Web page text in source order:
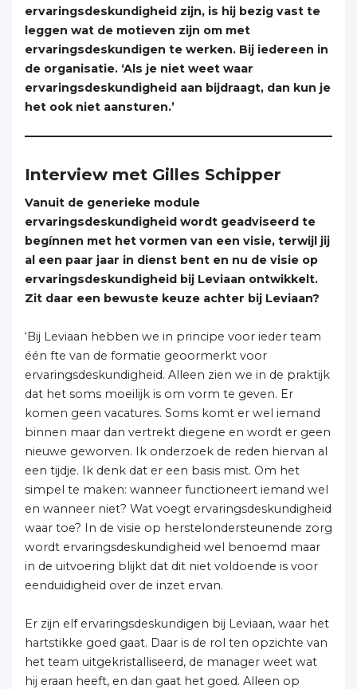
ervaringsdeskundigheid zijn, is hij bezig vast te
leggen wat de motieven zijn om met
ervaringsdeskundigen te werken. Bij iedereen in
de organisatie. ‘Als je niet weet waar
ervaringsdeskundigheid aan bijdraagt, dan kun je
het ook niet aansturen.’
Interview met Gilles Schipper
Vanuit de generieke module
ervaringsdeskundigheid wordt geadviseerd te
begínnen met het vormen van een visie, terwijl jij
al een paar jaar in dienst bent en nu de visie op
ervaringsdeskundigheid bij Leviaan ontwikkelt.
Zit daar een bewuste keuze achter bij Leviaan?
‘Bij Leviaan hebben we in principe voor ieder team
één fte van de formatie geoormerkt voor
ervaringsdeskundigheid. Alleen zien we in de praktijk
dat het soms moeilijk is om vorm te geven. Er
komen geen vacatures. Soms komt er wel iemand
binnen maar dan vertrekt diegene en wordt er geen
nieuwe geworven. Ik onderzoek de reden hiervan al
een tijdje. Ik denk dat er een basis mist. Om het
simpel te maken: wanneer functioneert iemand wel
en wanneer niet? Wat voegt ervaringsdeskundigheid
waar toe? In de visie op herstelondersteunende zorg
wordt ervaringsdeskundigheid wel benoemd maar
in de uitvoering blijkt dat dit niet voldoende is voor
eenduidigheid over de inzet ervan.
Er zijn elf ervaringsdeskundigen bij Leviaan, waar het
hartstikke goed gaat. Daar is de rol ten opzichte van
het team uitgekristalliseerd, de manager weet wat
hij eraan heeft, en dan gaat het goed. Alleen op